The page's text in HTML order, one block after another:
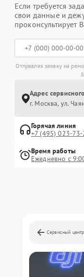
Если требуется
свои данные и
проконсультирует
Отправляя заявку на
Адрес
г. Москва, ул.
Горячая линия
+7 (495) 023-
Время работы
Ежедневно с
Сервисный